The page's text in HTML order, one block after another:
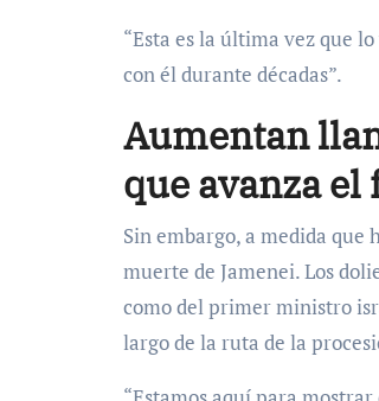
“Esta es la última vez que
con él durante décadas”.
Aumentan
que avanza
Sin embargo, a medida que
muerte de Jamenei. Los
como del primer ministro
largo de la ruta de la